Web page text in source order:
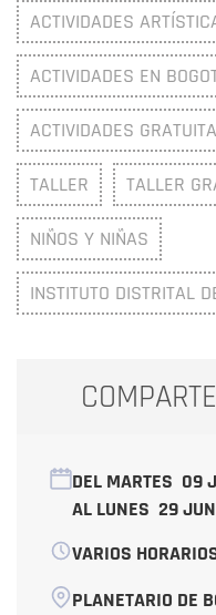
ACTIVIDADES
ACTIVIDADES EN
ACTIVIDADES
TALLER TALLER
NIÑOS Y NIÑAS
INSTITUTO DISTRITAL
DEL MARTES 09
AL LUNES 29
VARIOS
PLANETARIO DE